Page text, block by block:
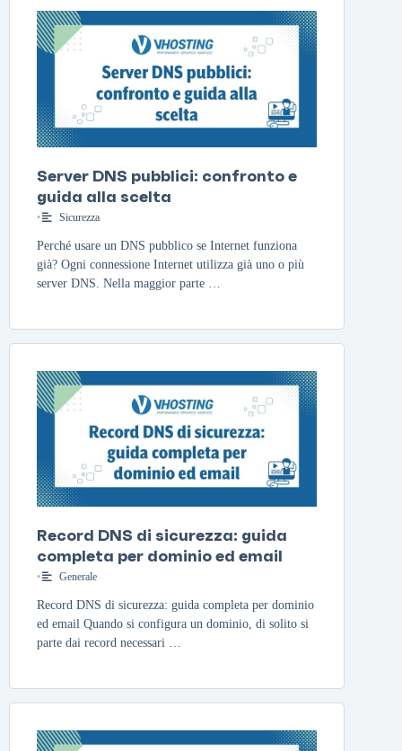
Server DNS pubblici: confronto e
guida alla scelta
• Sicurezza
Perché usare un DNS pubblico se Internet funziona
già? Ogni connessione Internet utilizza già uno o più
server DNS. Nella maggior parte …
Record DNS di sicurezza: guida
completa per dominio ed email
• Generale
Record DNS di sicurezza: guida completa per dominio
ed email Quando si configura un dominio, di solito si
parte dai record necessari …